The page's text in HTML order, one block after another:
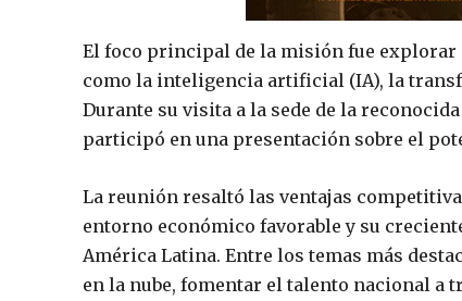
El foco principal de la misión fue explorar
como la inteligencia artificial (IA), la
Durante su visita a la sede de la
participó en una presentación sobre el
La reunión resaltó las ventajas
entorno económico favorable y su
América Latina. Entre los temas más
en la nube, fomentar el talento nacional a